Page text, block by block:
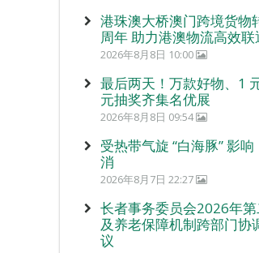
港珠澳大桥澳门跨境货物
周年 助力港澳物流高效联
2026年8月8日 10:00
最后两天！万款好物、1
元抽奖齐集名优展
2026年8月8日 09:54
受热带气旋 “白海豚” 影
消
2026年8月7日 22:27
长者事务委员会2026年
及养老保障机制跨部门协
议